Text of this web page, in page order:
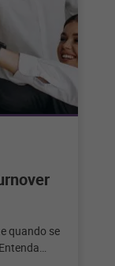
quando se